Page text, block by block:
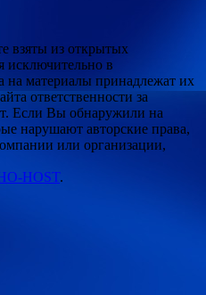
взяты из открытых
исключительно в
на материалы принадлежат их
ответственности за
Если Вы обнаружили на
нарушают авторские права,
или организации,
HOST.